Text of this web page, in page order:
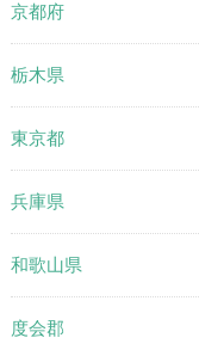
京都府
栃木県
東京都
兵庫県
和歌山県
度会郡